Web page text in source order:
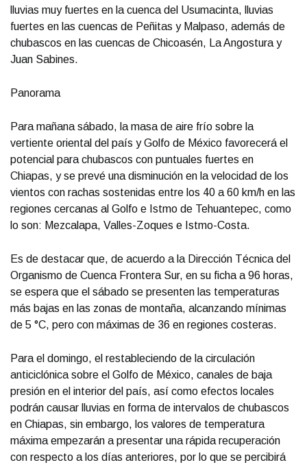
lluvias muy fuertes en la cuenca del Usumacinta, lluvias
fuertes en las cuencas de Peñitas y Malpaso, además de
chubascos en las cuencas de Chicoasén, La Angostura y
Juan Sabines.
Panorama
Para mañana sábado, la masa de aire frío sobre la
vertiente oriental del país y Golfo de México favorecerá el
potencial para chubascos con puntuales fuertes en
Chiapas, y se prevé una disminución en la velocidad de los
vientos con rachas sostenidas entre los 40 a 60 km/h en las
regiones cercanas al Golfo e Istmo de Tehuantepec, como
lo son: Mezcalapa, Valles-Zoques e Istmo-Costa.
Es de destacar que, de acuerdo a la Dirección Técnica del
Organismo de Cuenca Frontera Sur, en su ficha a 96 horas,
se espera que el sábado se presenten las temperaturas
más bajas en las zonas de montaña, alcanzando mínimas
de 5 °C, pero con máximas de 36 en regiones costeras.
Para el domingo, el restableciendo de la circulación
anticiclónica sobre el Golfo de México, canales de baja
presión en el interior del país, así como efectos locales
podrán causar lluvias en forma de intervalos de chubascos
en Chiapas, sin embargo, los valores de temperatura
máxima empezarán a presentar una rápida recuperación
con respecto a los días anteriores, por lo que se percibirá